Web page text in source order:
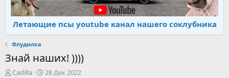
Летающие псы youtube канал нашего соклубника
Флудилка
Знай наших! ))))
А
Cadilla
Д
28 Дек 2022